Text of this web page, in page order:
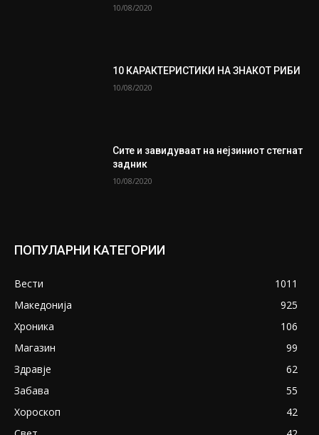
10/08/2020
10 КАРАКТЕРИСТИКИ НА ЗНАКОТ РИБИ
10/08/2020
Сите и завидуваат на нејзиниот стегнат
задник
10/08/2020
ПОПУЛАРНИ КАТЕГОРИИ
Вести
1011
Македонија
925
Хроника
106
Магазин
99
Здравје
62
Забава
55
Хороскоп
42